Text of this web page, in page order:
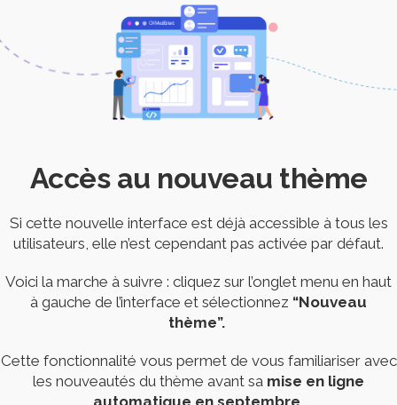
Accès au nouveau thème
Si cette nouvelle interface est déjà accessible à tous les
utilisateurs, elle n’est cependant pas activée par défaut.
Voici la marche à suivre : cliquez sur l’onglet menu en haut
à gauche de l’interface et sélectionnez “Nouveau
thème”.
Cette fonctionnalité vous permet de vous familiariser avec
les nouveautés du thème avant sa mise en ligne
automatique en septembre.